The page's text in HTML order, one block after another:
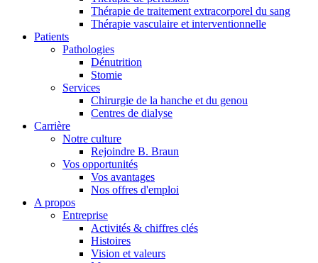
médicale. Apprenez-en plus sur notre centre d’innovation et
présentez votre idée.
En dialogue avec B. Braun. Contactez-nous.
Thérapie de traitement extracorporel du sang
Thérapie vasculaire et interventionnelle
Patients
Pathologies
Dénutrition
Stomie
Services
Chirurgie de la hanche et du genou
Centres de dialyse
Carrière
Notre culture
Rejoindre B. Braun
Vos opportunités
Vos avantages
Nos offres d'emploi
A propos
Entreprise
Activités & chiffres clés
Histoires
Vision et valeurs